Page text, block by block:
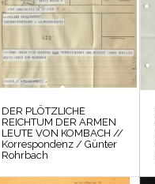
DER PLÖTZLICHE
REICHTUM DER ARMEN
LEUTE VON KOMBACH //
Korrespondenz / Günter
Rohrbach